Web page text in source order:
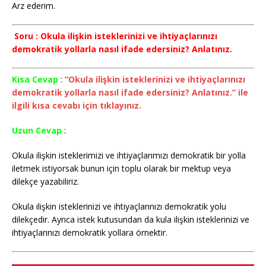
Arz ederim.
Soru : Okula ilişkin isteklerinizi ve ihtiyaçlarınızı
demokratik yollarla nasıl ifade edersiniz? Anlatınız.
Kısa Cevap : “Okula ilişkin isteklerinizi ve ihtiyaçlarınızı
demokratik yollarla nasıl ifade edersiniz? Anlatınız.” ile
ilgili kısa cevabı için tıklayınız.
Uzun Cevap :
Okula ilişkin isteklerimizi ve ihtiyaçlarımızı demokratik bir yolla
iletmek istiyorsak bunun için toplu olarak bir mektup veya
dilekçe yazabiliriz.
Okula ilişkin isteklerinizi ve ihtiyaçlarınızı demokratik yolu
dilekçedir. Ayrıca istek kutusundan da kula ilişkin isteklerinizi ve
ihtiyaçlarınızı demokratik yollara örnektir.